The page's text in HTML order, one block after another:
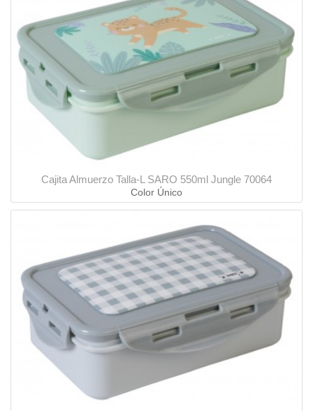
Cajita Almuerzo Talla-L SARO 550ml Jungle 70064
Color Único